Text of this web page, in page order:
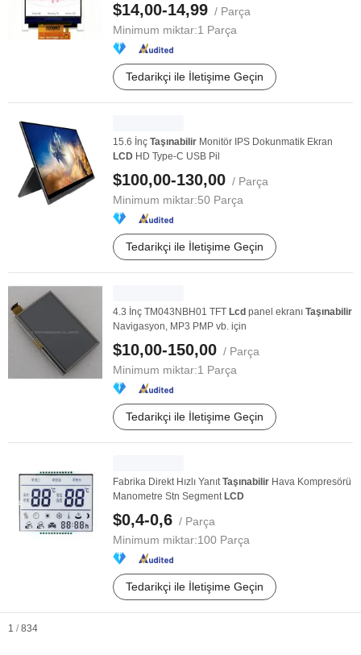
$14,00-14,99 / Parça
Minimum miktar:1 Parça
Tedarikçi ile İletişime Geçin
15.6 İnç Taşınabilir Monitör IPS Dokunmatik Ekran
LCD HD Type-C USB Pil
$100,00-130,00 / Parça
Minimum miktar:50 Parça
Tedarikçi ile İletişime Geçin
4.3 İnç TM043NBH01 TFT Lcd panel ekranı Taşınabilir
Navigasyon, MP3 PMP vb. için
$10,00-150,00 / Parça
Minimum miktar:1 Parça
Tedarikçi ile İletişime Geçin
Fabrika Direkt Hızlı YanıtTaşınabilir Hava Kompresörü
Manometre Stn Segment LCD
$0,4-0,6 / Parça
Minimum miktar:100 Parça
Tedarikçi ile İletişime Geçin
1 / 834